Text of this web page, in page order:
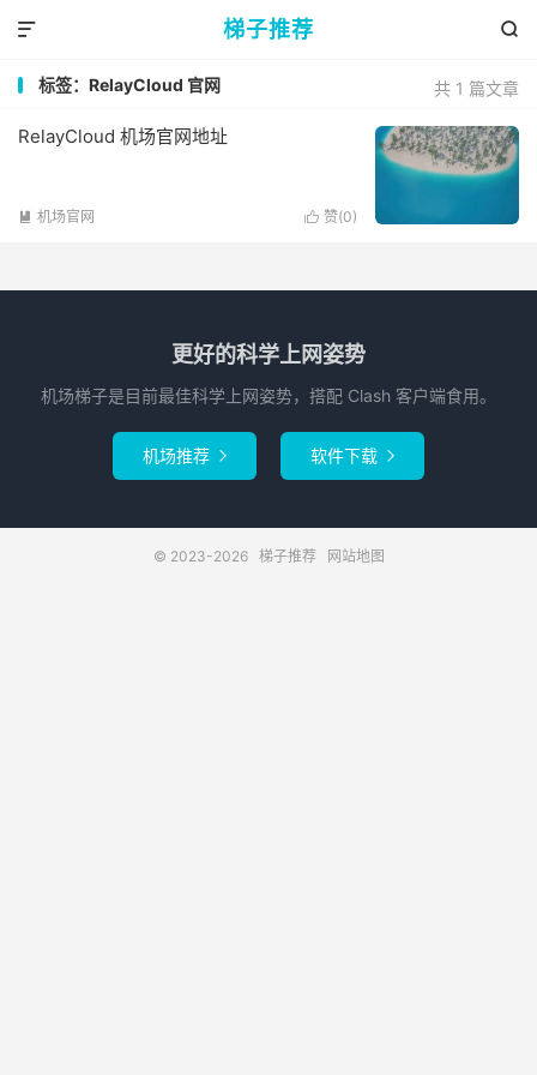
梯子推荐 

共 1 篇文章
标签：RelayCloud 官网
RelayCloud 机场官网地址
 赞(0)
 机场官网
更好的科学上网姿势
机场梯子是目前最佳科学上网姿势，搭配 Clash 客户端食用。
机场推荐  软件下载 
© 2023-2026 梯子推荐 网站地图